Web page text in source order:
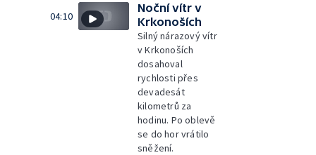
04:10
Noční vítr v
Krkonoších
Silný nárazový vítr
v Krkonoších
dosahoval
rychlosti přes
devadesát
kilometrů za
hodinu. Po oblevě
se do hor vrátilo
sněžení.